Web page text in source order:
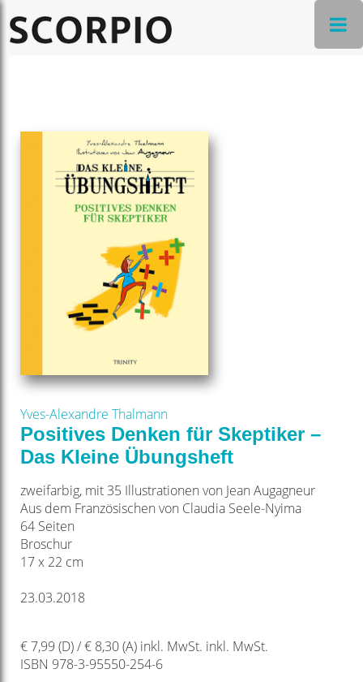
Yves-Alexandre Thalmann
Positives Denken für Skeptiker –
Das Kleine Übungsheft
zweifarbig, mit 35 Illustrationen von Jean Augagneur
Aus dem Französischen von Claudia Seele-Nyima
64 Seiten
Broschur
17 x 22 cm
23.03.2018
€ 7,99 (D) / € 8,30 (A) inkl. MwSt. inkl. MwSt.
ISBN 978-3-95550-254-6